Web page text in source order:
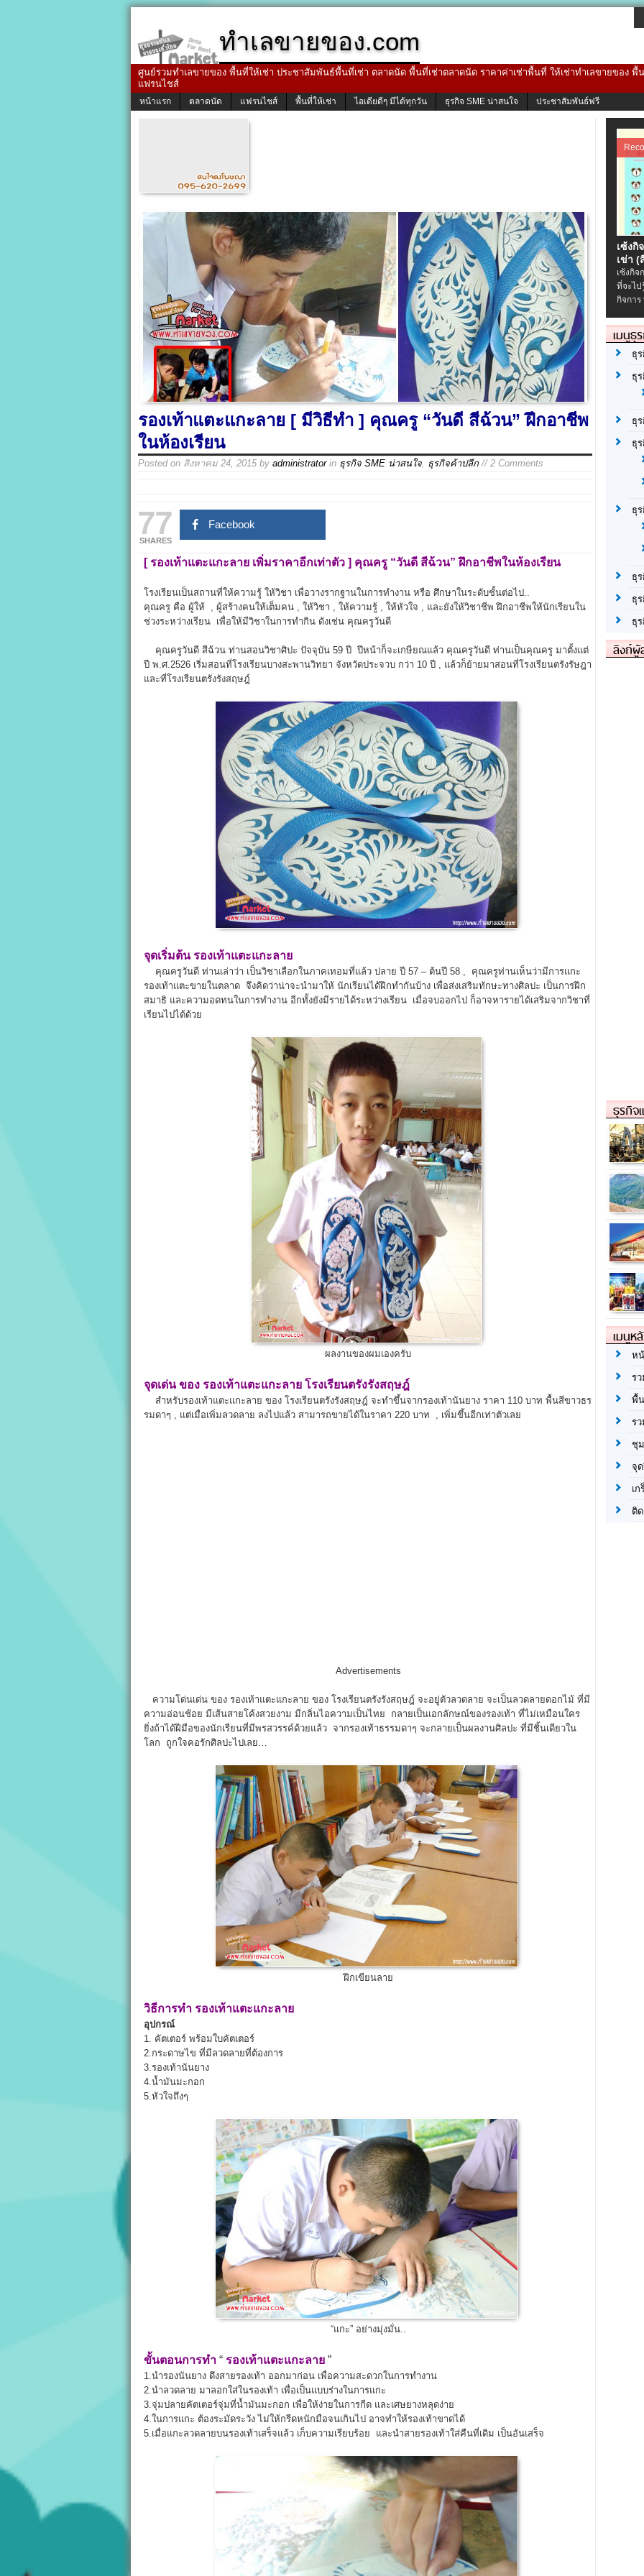
ทำเลขายของ.com
ศูนย์รวมทำเลขายของ พื้นที่ให้เช่า ประชาสัมพันธ์พื้นที่เช่า ตลาดนัด พื้นที่เช่าตลาดนัด ราคาค่าเช่าพื้นที่ ให้เช่าทำเลขายของ
แฟรนไชส์
หน้าแรก ตลาดนัด แฟรนไชส์ พื้นที่ให้เช่า ไอเดียดีๆ มีได้ทุกวัน ธุรกิจ SME น่าสนใจ ประชาสัมพันธ์ฟรี
รองเท้าแตะแกะลาย [ มีวิธีทำ ] คุณครู “วันดี สีฉ้วน” ฝึกอาชีพ
ในห้องเรียน
Posted on สิงหาคม 24, 2015 by administratorin ธุรกิจ SME น่าสนใจ ธุรกิจค้าปลีก // 2 Comments
77
SHARES
Facebook
[ รองเท้าแตะแกะลาย เพิ่มราคาอีกเท่าตัว ] คุณครู “วันดี สีฉ้วน” ฝึกอาชีพในห้องเรียน
โรงเรียนเป็นสถานที่ให้ความรู้ ให้วิชา เพื่อวางรากฐานในการทำงาน หรือ ศึกษาในระดับชั้นต่อไป..
คุณครู คือ ผู้ให้ , ผู้สร้างคนให้เต็มคน , ให้วิชา , ให้ความรู้ , ให้หัวใจ , และยังให้วิชาชีพ ฝึกอาชีพให้นักเรียนใน
ช่วงระหว่างเรียน เพื่อให้มีวิชาในการทำกิน ดังเช่น คุณครูวันดี
คุณครูวันดี สีฉ้วน ท่านสอนวิชาศิปะ ปัจจุบัน 59 ปี ปีหน้าก็จะเกษียณแล้ว คุณครูวันดี ท่านเป็นคุณครู มาตั้งแต่
ปี พ.ศ.2526 เริ่มสอนที่โรงเรียนบางสะพานวิทยา จังหวัดประจวบ กว่า 10 ปี , แล้วก็ย้ายมาสอนที่โรงเรียนตรังรัษฎา
และที่โรงเรียนตรังรังสฤษฎ์
จุดเริ่มต้น รองเท้าแตะแกะลาย
คุณครูวันดี ท่านเล่าว่า เป็นวิชาเลือกในภาคเทอมที่แล้ว ปลาย ปี 57 – ต้นปี 58 , คุณครูท่านเห็นว่ามีการแกะ
รองเท้าแตะขายในตลาด จึงคิดว่าน่าจะนำมาให้ นักเรียนได้ฝึกทำกันบ้าง เพื่อส่งเสริมทักษะทางศิลปะ เป็นการฝึก
สมาธิ และความอดทนในการทำงาน อีกทั้งยังมีรายได้ระหว่างเรียน เมื่อจบออกไป ก็อาจหารายได้เสริมจากวิชาที่
เรียนไปได้ด้วย
ผลงานของผมเองครับ
จุดเด่น ของ รองเท้าแตะแกะลาย โรงเรียนตรังรังสฤษฎ์
สำหรับรองเท้าแตะแกะลาย ของ โรงเรียนตรังรังสฤษฎ์ จะทำขึ้นจากรองเท้านันยาง ราคา 110 บาท พื้นสีขาวธร
รมดาๆ , แต่เมื่อเพิ่มลวดลาย ลงไปแล้ว สามารถขายได้ในราคา 220 บาท , เพิ่มขึ้นอีกเท่าตัวเลย
Advertisements
ความโด่นเด่น ของ รองเท้าแตะแกะลาย ของ โรงเรียนตรังรังสฤษฎ์ จะอยู่ตัวลวดลาย จะเป็นลวดลายดอกไม้ ที่มี
ความอ่อนช้อย มีเส้นสายโค้งสวยงาม มีกลิ่นไอความเป็นไทย กลายเป็นเอกลักษณ์ของรองเท้า ที่ไม่เหมือนใคร
ยิ่งถ้าได้ฝีมือของนักเรียนที่มีพรสวรรค์ด้วยแล้ว จากรองเท้าธรรมดาๆ จะกลายเป็นผลงานศิลปะ ที่มีชิ้นเดียวใน
โลก ถูกใจคอรักศิลปะไปเลย…
ฝึกเขียนลาย
วิธีการทำ รองเท้าแตะแกะลาย
อุปกรณ์
1. คัตเตอร์ พร้อมใบคัตเตอร์
2.กระดาษไข ที่มีลวดลายที่ต้องการ
3.รองเท้านันยาง
4.น้ำมันมะกอก
5.หัวใจถึงๆ
“แกะ” อย่างมุ่งมั่น..
ขั้นตอนการทำ “ รองเท้าแตะแกะลาย ”
1.นำรองนันยาง ดึงสายรองเท้า ออกมาก่อน เพื่อความสะดวกในการทำงาน
2.นำลวดลาย มาลอกใส่ในรองเท้า เพื่อเป็นแบบร่างในการแกะ
3.จุ่มปลายคัตเตอร์จุ่มที่น้ำมันมะกอก เพื่อให้ง่ายในการกีด และเศษยางหลุดง่าย
4.ในการแกะ ต้องระมัดระวัง ไม่ให้กรีดหนักมือจนเกินไป อาจทำให้รองเท้าขาดได้
5.เมื่อแกะลวดลายบนรองเท้าเสร็จแล้ว เก็บความเรียบร้อย และนำสายรองเท้าใส่คืนที่เดิม เป็นอันเสร็จ
เซ้งกิ
เข่า (
เซ้งกิจ
ที่จะไป
กิจกา
เมนูธุ
ธุ
ธุ
ธุ
ธุ
ธุ
ธุ
ธุ
ธุ
ลิงก์
ธุรกิจ
เมนูห
ห
ร
พื้
ร
ชุ
จุ
เ
ติ